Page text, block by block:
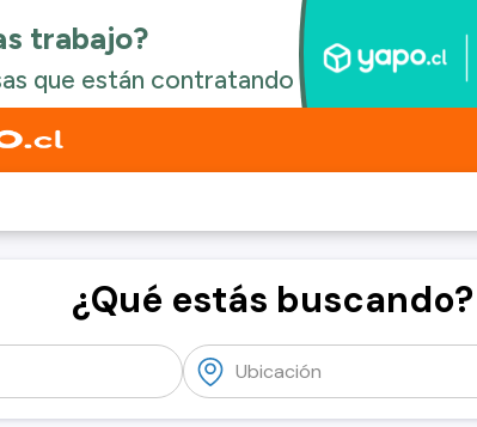
¿Qué estás buscando?